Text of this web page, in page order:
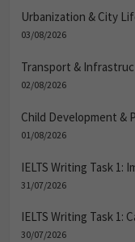
Urbanization & City
03/08/2026
Transport &
02/08/2026
Child Development &
01/08/2026
IELTS Writing Task 1:
31/07/2026
IELTS Writing Task 1:
30/07/2026